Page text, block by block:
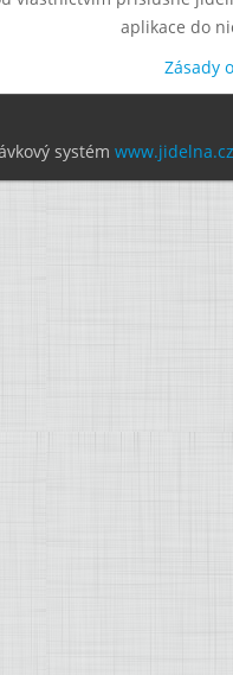
aplikace do
Zásady
systém www.jidelna.cz